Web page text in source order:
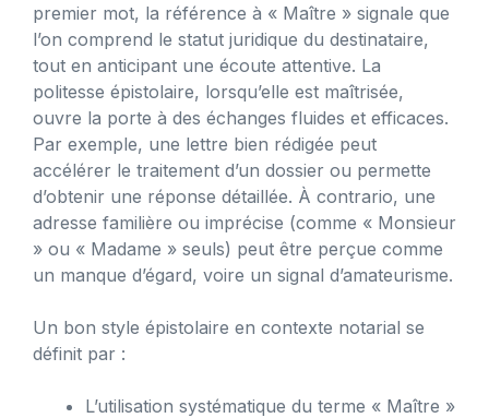
premier mot, la référence à « Maître » signale que
l’on comprend le statut juridique du destinataire,
tout en anticipant une écoute attentive. La
politesse épistolaire, lorsqu’elle est maîtrisée,
ouvre la porte à des échanges fluides et efficaces.
Par exemple, une lettre bien rédigée peut
accélérer le traitement d’un dossier ou permette
d’obtenir une réponse détaillée. À contrario, une
adresse familière ou imprécise (comme « Monsieur
» ou « Madame » seuls) peut être perçue comme
un manque d’égard, voire un signal d’amateurisme.
Un bon style épistolaire en contexte notarial se
définit par :
L’utilisation systématique du terme « Maître »